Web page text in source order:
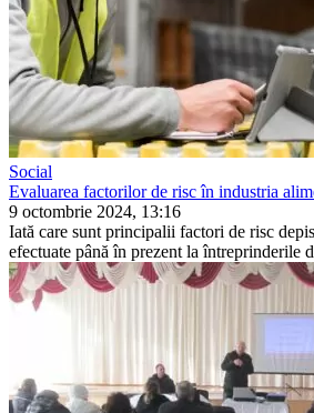
Social
Evaluarea factorilor de risc în industria
9 octombrie 2024, 13:16
Iată care sunt principalii factori de risc
efectuate până în prezent la între­prinderile